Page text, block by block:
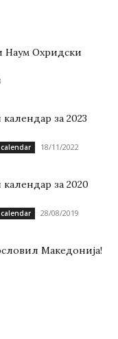
Наум Охридски
за 2023
18/11/2022
за 2020
28/08/2019
Македонија!